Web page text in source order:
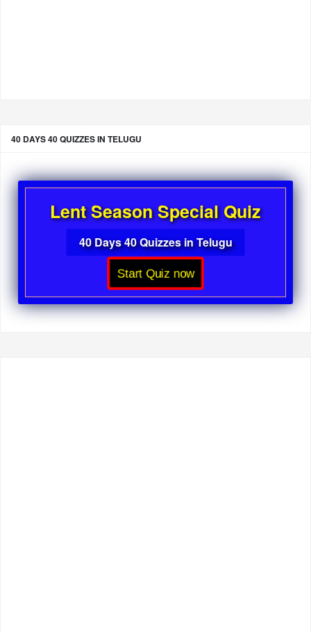
40 DAYS 40 QUIZZES IN TELUGU
Lent Season Special Quiz
40 Days 40 Quizzes in Telugu
Start Quiz now